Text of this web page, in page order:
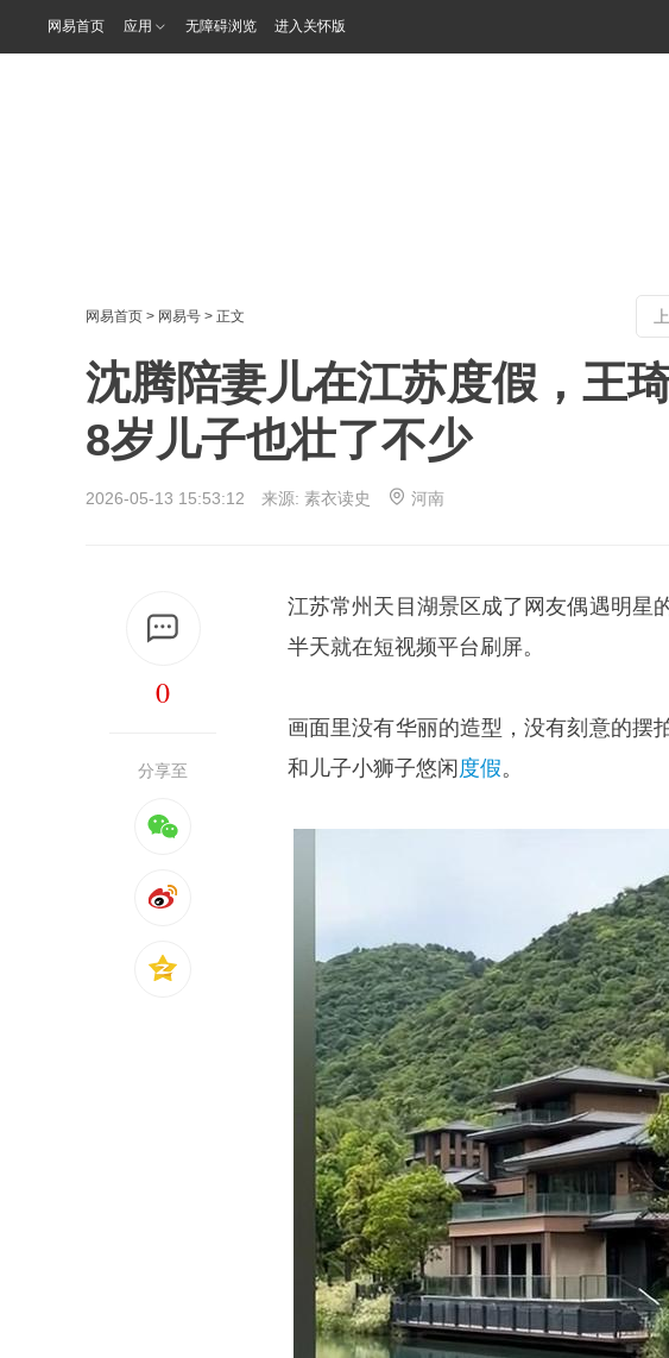
网易首页 应用 无障碍浏览 进入关怀版
网易首页 > 网易号 > 正文
沈腾陪妻儿在江苏度假，王
8岁儿子也壮了不少
2026-05-13 15:53:12 来源: 素衣读史 河南
0
分享至
江苏常州天目湖景区成了网友偶遇明星
半天就在短视频平台刷屏。
画面里没有华丽的造型，没有刻意的摆
和儿子小狮子悠闲 度假。